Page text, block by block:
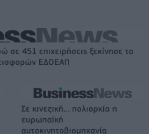
σε 451 επιχειρήσεις ξεκίνησε το
ΕΔΟΕΑΠ
Σε κινεζική… πολιορκία η
ευρωπαϊκή
αυτοκινητοβιομηχανία